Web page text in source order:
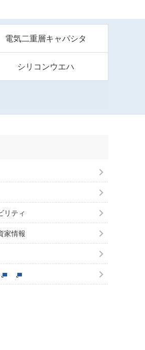
電気二重層キャパシタ
シリコンウエハ
リティ
家情報